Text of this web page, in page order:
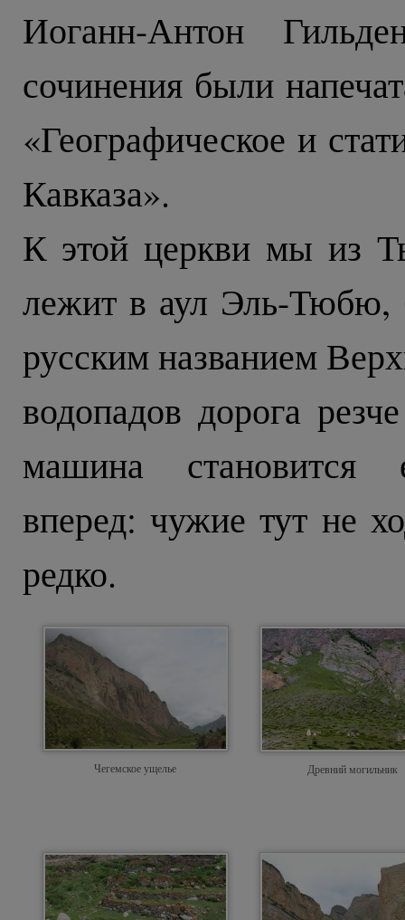
Иоганн-Антон
сочинения были
«Географическое и
Кавказа».
К этой церкви мы из
лежит в аул Эль-Тюбю,
русским названием
водопадов дорога
машина становится
вперед: чужие тут не
редко.
Чегемское ущелье Древний могильник